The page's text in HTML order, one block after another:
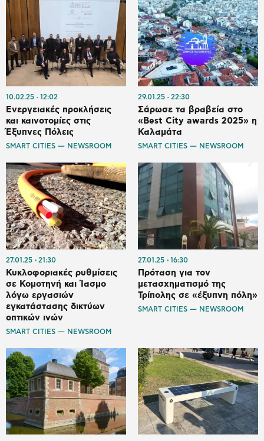
10.02.25 12:02
Ενεργειακές προκλήσεις
και καινοτομίες στις
Έξυπνες Πόλεις
SMART CITIES — NEWSROOM
29.01.25 22:30
Σάρωσε τα βραβεία στο
«Best City awards 2025» η
Καλαμάτα
SMART CITIES — NEWSROOM
27.01.25 21:30
Κυκλοφοριακές ρυθμίσεις
σε Κομοτηνή και Ίασμο
λόγω εργασιών
εγκατάστασης δικτύων
οπτικών ινών
SMART CITIES — NEWSROOM
27.01.25 16:30
Πρόταση για τον
μετασχηματισμό της
Τρίπολης σε «έξυπνη πόλη»
SMART CITIES — NEWSROOM